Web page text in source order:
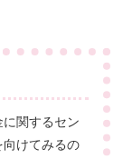
関するセン
けてみるの